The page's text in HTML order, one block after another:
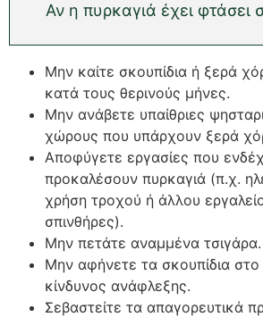
Αν η πυρκαγιά έχει φτάσει
Μην καίτε σκουπίδια ή ξερά
κατά τους θερινούς μήνες.
Μην ανάβετε υπαίθριες
χώρους που υπάρχουν ξερά
Αποφύγετε εργασίες που
προκαλέσουν πυρκαγιά (π.χ.
χρήση τροχού ή άλλου
σπινθήρες).
Μην πετάτε αναμμένα τσιγάρα.
Μην αφήνετε τα σκουπίδια
κίνδυνος ανάφλεξης.
Σεβαστείτε τα απαγορευτικά